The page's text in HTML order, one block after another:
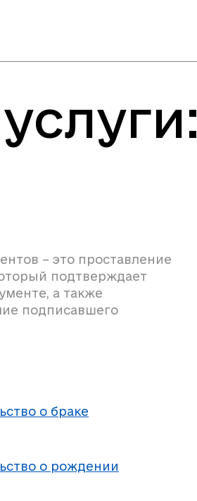
– это проставление
подтверждает
а также
подписавшего
о браке
о рождении